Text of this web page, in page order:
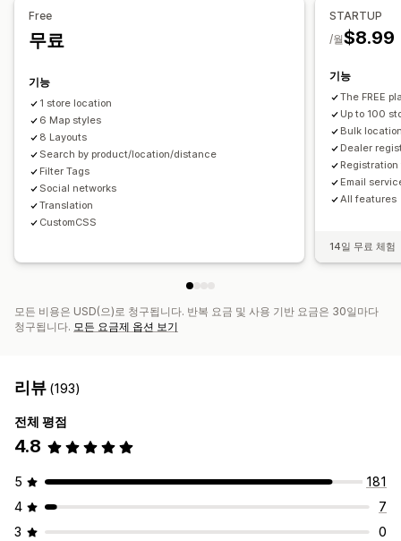
위치 검색
자동 완성
위치 정보
분석
Free
무료
기능
1 store location
6 Map styles
8 Layouts
Search by product/location/distance
Filter Tags
Social networks
Translation
CustomCSS
STARTUP
$8.99
/월
기능
The FREE
Up to 100
Bulk
Dealer
Registration
Email
All features
14일 무료 체험
모든 비용은 USD(으)로 청구됩니다. 반복 요금 및 사용 기반 요금은 30일마다
청구됩니다. 모든 요금제 옵션 보기
리뷰 (193)
전체 평점
4.8
5
181
4
7
3
0